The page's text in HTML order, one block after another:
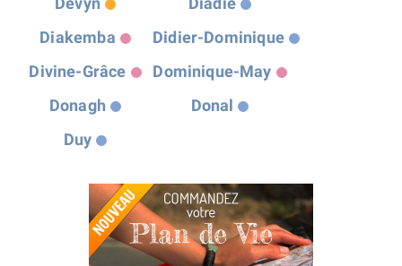
Diakemba
Didier-Dominique
Divine-Grâce
Dominique-May
Donagh
Donal
Duy